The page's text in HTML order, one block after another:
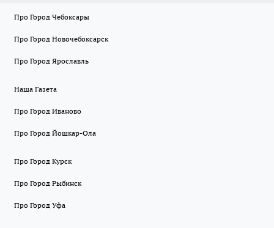
Про Город Чебоксары
Про Город Новочебоксарск
Про Город Ярославль
Наша Газета
Про Город Иваново
Про Город Йошкар-Ола
Про Город Курск
Про Город Рыбинск
Про Город Уфа